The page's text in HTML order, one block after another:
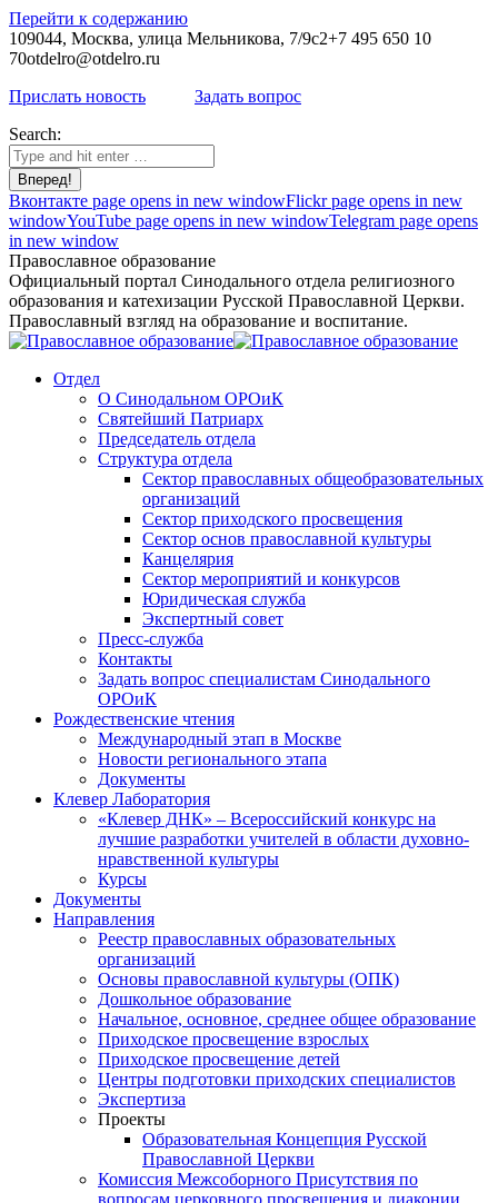
Перейти к содержанию
109044, Москва, улица Мельникова, 7/9с2+7 495 650 10
70otdelro@otdelro.ru
Прислать новость
Задать вопрос
Search:
Вконтакте page opens in new windowFlickr page opens in new
windowYouTube page opens in new windowTelegram page opens
in new window
Православное образование
Официальный портал Синодального отдела религиозного
образования и катехизации Русской Православной Церкви.
Православный взгляд на образование и воспитание.
Отдел
О Синодальном ОРОиК
Святейший Патриарх
Председатель отдела
Структура отдела
Сектор православных общеобразовательных
организаций
Сектор приходского просвещения
Сектор основ православной культуры
Канцелярия
Сектор мероприятий и конкурсов
Юридическая служба
Экспертный совет
Пресс-служба
Контакты
Задать вопрос специалистам Синодального
ОРОиК
Рождественские чтения
Международный этап в Москве
Новости регионального этапа
Документы
Клевер Лаборатория
«Клевер ДНК» – Всероссийский конкурс на
лучшие разработки учителей в области духовно-
нравственной культуры
Курсы
Документы
Направления
Реестр православных образовательных
организаций
Основы православной культуры (ОПК)
Дошкольное образование
Начальное, основное, среднее общее образование
Приходское просвещение взрослых
Приходское просвещение детей
Центры подготовки приходских специалистов
Экспертиза
Проекты
Образовательная Концепция Русской
Православной Церкви
Комиссия Межсоборного Присутствия по
вопросам церковного просвещения и диаконии